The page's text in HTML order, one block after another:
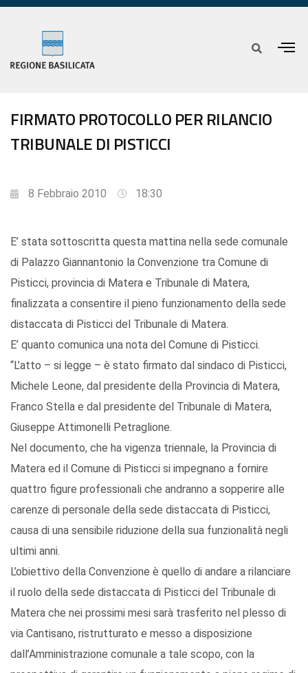
FIRMATO PROTOCOLLO PER RILANCIO
TRIBUNALE DI PISTICCI
8 Febbraio 2010 18:30
E’ stata sottoscritta questa mattina nella sede comunale
di Palazzo Giannantonio la Convenzione tra Comune di
Pisticci, provincia di Matera e Tribunale di Matera,
finalizzata a consentire il pieno funzionamento della sede
distaccata di Pisticci del Tribunale di Matera.
E’ quanto comunica una nota del Comune di Pisticci.
“L’atto – si legge – è stato firmato dal sindaco di Pisticci,
Michele Leone, dal presidente della Provincia di Matera,
Franco Stella e dal presidente del Tribunale di Matera,
Giuseppe Attimonelli Petraglione.
Nel documento, che ha vigenza triennale, la Provincia di
Matera ed il Comune di Pisticci si impegnano a fornire
quattro figure professionali che andranno a sopperire alle
carenze di personale della sede distaccata di Pisticci,
causa di una sensibile riduzione della sua funzionalità negli
ultimi anni.
L’obiettivo della Convenzione è quello di andare a rilanciare
il ruolo della sede distaccata di Pisticci del Tribunale di
Matera che nei prossimi mesi sarà trasferito nel plesso di
via Cantisano, ristrutturato e messo a disposizione
dall’Amministrazione comunale a tale scopo, con la